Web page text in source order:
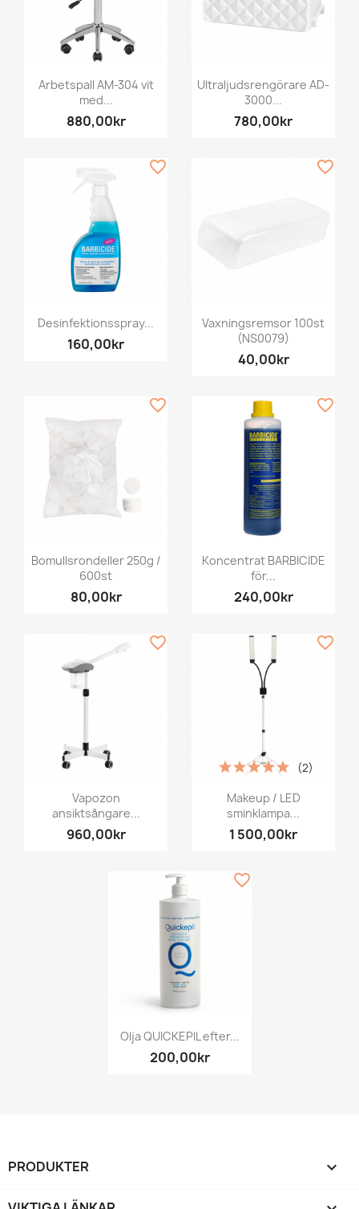
Arbetspall AM-304 vit
med...
880,00kr
Ultraljudsrengörare AD-
3000...
780,00kr
Desinfektionsspray...
160,00kr
favorite_border
Vaxningsremsor 100st
(NS0079)
40,00kr
favorite_border
Bomullsrondeller 250g /
600st
80,00kr
favorite_border
Koncentrat BARBICIDE
för...
240,00kr
favorite_border
Vapozon
ansiktsångare...
960,00kr
favorite_border
Makeup / LED
sminklampa...
1 500,00kr
(2)
favorite_border
Olja QUICKEPIL efter...
200,00kr
favorite_border
PRODUKTER 